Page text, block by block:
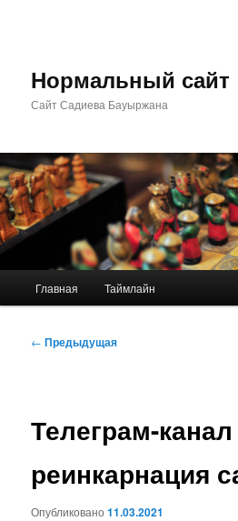
Нормальный сайт
Сайт Садиева Бауыржана
Главная Таймлайн
Навигация
← Предыдущая
Телеграм-
реинкарнация
Опубликовано11.03.2021